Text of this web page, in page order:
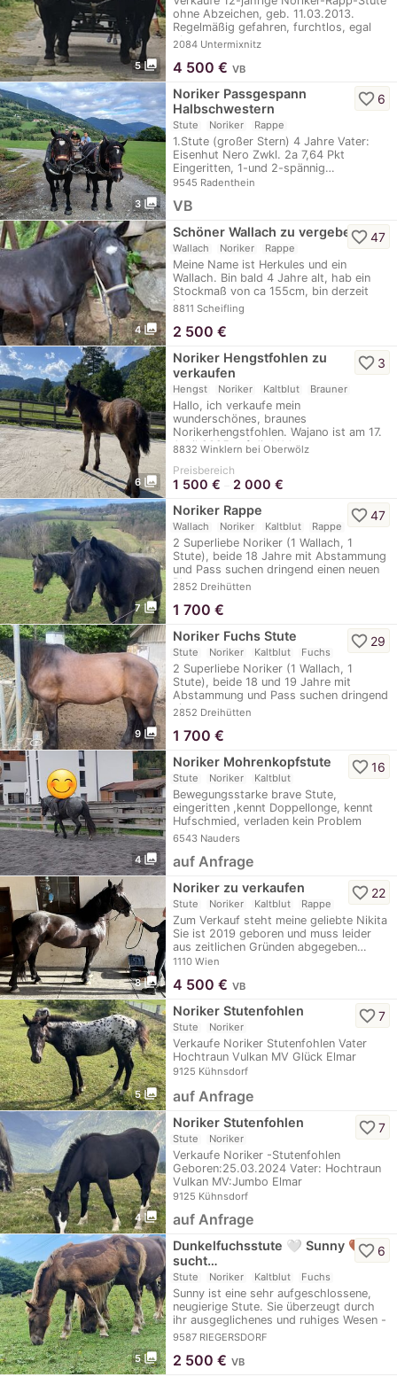
5 photo_library
ohne Abzeichen, geb. 11.03.2013.
Regelmäßig gefahren, furchtlos, egal
ob…
2084 Untermixnitz
4 500 € VB
3 photo_library
Noriker Passgespann
Halbschwestern
Stute Noriker Rappe
1.Stute (großer Stern) 4 Jahre Vater:
Eisenhut Nero Zwkl. 2a 7,64 Pkt
Eingeritten, 1-und 2-spännig…
9545 Radenthein
favorite_border 6
VB
4 photo_library
Schöner Wallach zu vergeben
Wallach Noriker Rappe
Meine Name ist Herkules und ein
Wallach. Bin bald 4 Jahre alt, hab ein
Stockmaß von ca 155cm, bin derzeit
im…
8811 Scheifling
favorite_border47
2 500 €
6 photo_library
Noriker Hengstfohlen zu
verkaufen
Hengst Noriker Kaltblut Brauner
Hallo, ich verkaufe mein
wunderschönes, braunes
Norikerhengstfohlen. Wajano ist am 17.
April 2025 auf die Welt…
8832 Winklern bei Oberwölz
favorite_border 3
Preisbereich
1 500 € 2 000 €
7 photo_library
Noriker Rappe
Wallach Noriker Kaltblut Rappe
2 Superliebe Noriker (1 Wallach, 1
Stute), beide 18 Jahre mit Abstammung
und Pass suchen dringend einen neuen
Platz.…
2852 Dreihütten
favorite_border47
1 700 €
9 photo_library
Noriker Fuchs Stute
Stute Noriker Kaltblut Fuchs
2 Superliebe Noriker (1 Wallach, 1
Stute), beide 18 und 19 Jahre mit
Abstammung und Pass suchen dringend
einen neuen…
2852 Dreihütten
favorite_border 29
1 700 €
4 photo_library
Noriker Mohrenkopfstute
Stute Noriker Kaltblut
Bewegungsstarke brave Stute,
eingeritten ,kennt Doppellonge, kennt
Hufschmied, verladen kein Problem
sehr…
6543 Nauders
favorite_border16
auf Anfrage
8 photo_library
Noriker zu verkaufen
Stute Noriker Kaltblut Rappe
Zum Verkauf steht meine geliebte Nikita
Sie ist 2019 geboren und muss leider
aus zeitlichen Gründen abgegeben…
1110 Wien
favorite_border 22
4 500 € VB
5 photo_library
Noriker Stutenfohlen
Stute Noriker
Verkaufe Noriker Stutenfohlen Vater
Hochtraun Vulkan MV Glück Elmar
9125 Kühnsdorf
favorite_border7
auf Anfrage
4 photo_library
Noriker Stutenfohlen
Stute Noriker
Verkaufe Noriker -Stutenfohlen
Geboren:25.03.2024 Vater: Hochtraun
Vulkan MV:Jumbo Elmar
9125 Kühnsdorf
favorite_border7
auf Anfrage
5 photo_library
Dunkelfuchsstute 🤍 Sunny 🤎
sucht…
Stute Noriker Kaltblut Fuchs
Sunny ist eine sehr aufgeschlossene,
neugierige Stute. Sie überzeugt durch
ihr ausgeglichenes und ruhiges Wesen -
so…
9587 RIEGERSDORF
favorite_border 6
2 500 € VB